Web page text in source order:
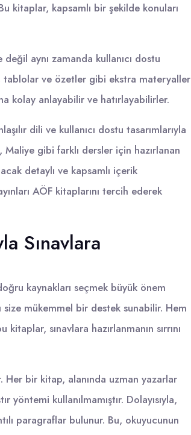
kitaplar, kapsamlı bir şekilde konuları
aynı zamanda kullanıcı dostu
tablolar ve özetler gibi ekstra materyaller
kolay anlayabilir ve hatırlayabilirler.
dili ve kullanıcı dostu tasarımlarıyla
gibi farklı dersler için hazırlanan
detaylı ve kapsamlı içerik
AÖF kitaplarını tercih ederek
Sınavlara
kaynakları seçmek büyük önem
size mükemmel bir destek sunabilir. Hem
sınavlara hazırlanmanın sırrını
Her bir kitap, alanında uzman yazarlar
yöntemi kullanılmamıştır. Dolayısıyla,
paragraflar bulunur. Bu, okuyucunun